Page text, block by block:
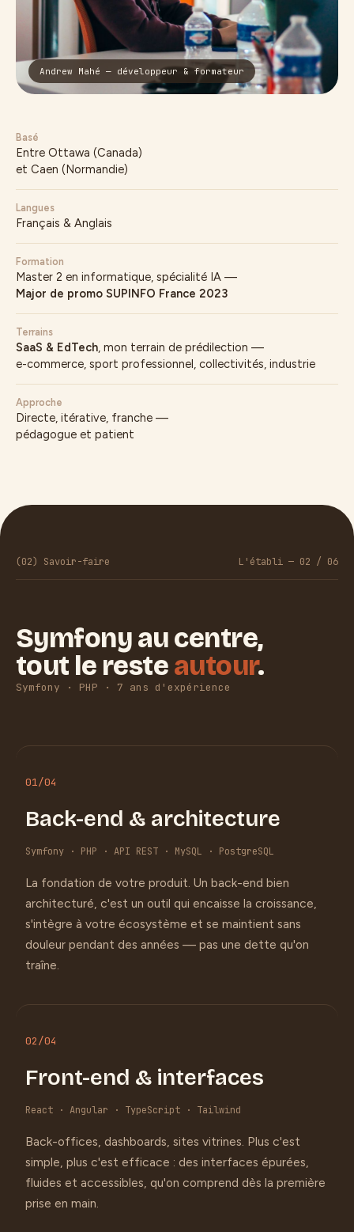
Andrew Mahé — développeur & formateur
Basé
Entre Ottawa (Canada)
et Caen (Normandie)
Langues
Français & Anglais
Formation
Master 2 en informatique, spécialité IA —
Major de promo SUPINFO France 2023
Terrains
SaaS & EdTech , mon terrain de prédilection —
e-commerce, sport professionnel, collectivités, industrie
Approche
Directe, itérative, franche —
pédagogue et patient
(02) Savoir-faire L'établi — 02 / 06
Symfony au centre,
tout le resteautour.
Symfony · PHP · 7 ans d'expérience
01/04
Back-end & architecture
Symfony · PHP · API REST · MySQL · PostgreSQL
La fondation de votre produit. Un back-end bien
architecturé, c'est un outil qui encaisse la croissance,
s'intègre à votre écosystème et se maintient sans
douleur pendant des années — pas une dette qu'on
traîne.
02/04
Front-end & interfaces
React · Angular · TypeScript · Tailwind
Back-offices, dashboards, sites vitrines. Plus c'est
simple, plus c'est efficace : des interfaces épurées,
fluides et accessibles, qu'on comprend dès la première
prise en main.